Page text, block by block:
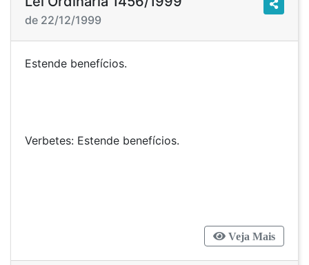
de 22/12/1999
Estende benefícios.
Verbetes: Estende benefícios.
Veja Mais